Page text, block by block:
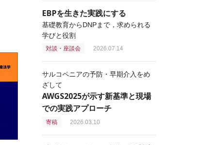
EBPを生きた実践にする
基礎教育からDNPまで，求められる
学びと役割
対談・座談会 2026.07.14
サルコペニアの予防・早期介入をめ
ざして
AWGS2025が示す新基準と現場
での実践アプローチ
寄稿 2026.03.10